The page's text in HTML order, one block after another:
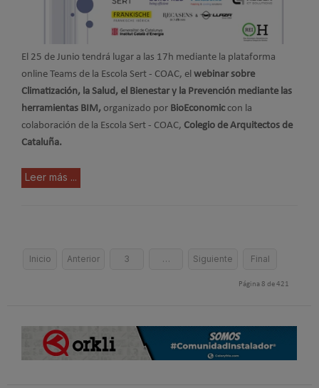
El 25 de Junio tendrá lugar a las 17h mediante la plataforma
online Teams de la Escola Sert - COAC, el webinar sobre
Climatización, la Salud, el Bienestar y la Prevención mediante las
herramientas BIM, organizado por BioEconomiccon la
colaboración de la Escola Sert - COAC, Colegio de Arquitectos de
Cataluña.
Leer más ...
Inicio Anterior 3 … Siguiente Final
Página 8 de 421